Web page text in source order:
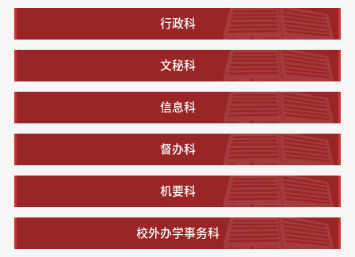
行政科
文秘科
信息科
督办科
机要科
校外办学事务科